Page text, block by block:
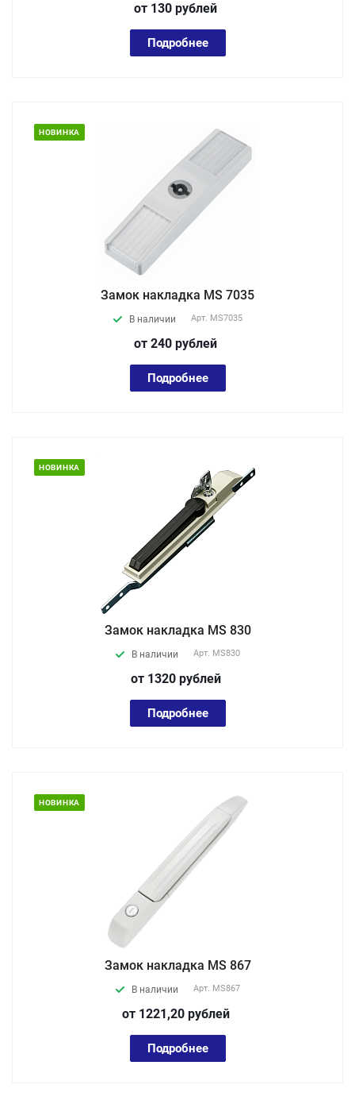
от 130 рублей
Подробнее
НОВИНКА
Замок накладка MS 7035
В наличии Арт. MS7035
от 240 рублей
Подробнее
НОВИНКА
Замок накладка MS 830
В наличии Арт. MS830
от 1320 рублей
Подробнее
НОВИНКА
Замок накладка MS 867
В наличии Арт. MS867
от 1221,20 рублей
Подробнее